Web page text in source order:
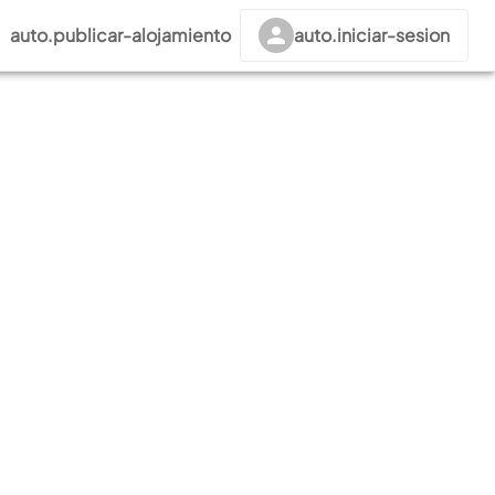
auto.publicar-alojamiento auto.iniciar-sesion